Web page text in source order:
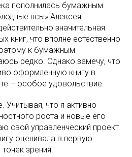
пополнилась бумажным
псы» Алексея
значительная
книг, что вполне естественно
к бумажным
редко. Однако замечу, что
оформленную книгу в
– особое удовольствие.
Учитывая, что я активно
роста и новые его
свой управленческий проект
оценивала в первую
зрения.